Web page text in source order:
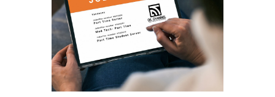
that this particular Rolex is more or less
fake. watchesreplicas rolex replicaMore or
less yes, this is surely a luxury watch that not
many can afford. The most affordable
solution is to buy a couple hundred dollars
replica watch that looks and functions just